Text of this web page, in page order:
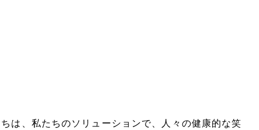
は、私たちのソリューションで、人々の健康的な笑